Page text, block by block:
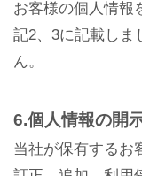
お客様の個人情報
記2、3に記載しま
ん。
6.個人情報の開
当社が保有するお